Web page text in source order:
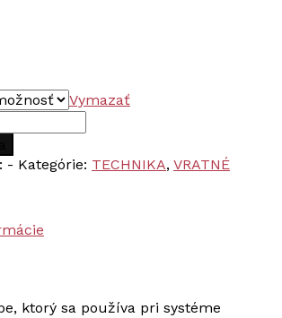
Vymazať
- Kategórie: TECHNIKA, VRATNÉ
ktorý sa používa pri systéme